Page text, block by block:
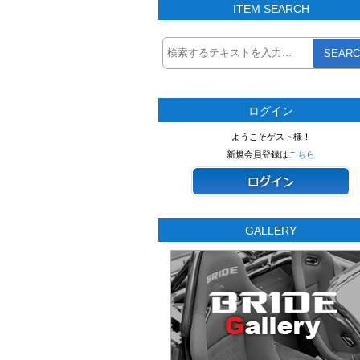
ITEM SEARCH
ログイン
ようこそゲスト様！
新規会員登録は こちら
GALLERY